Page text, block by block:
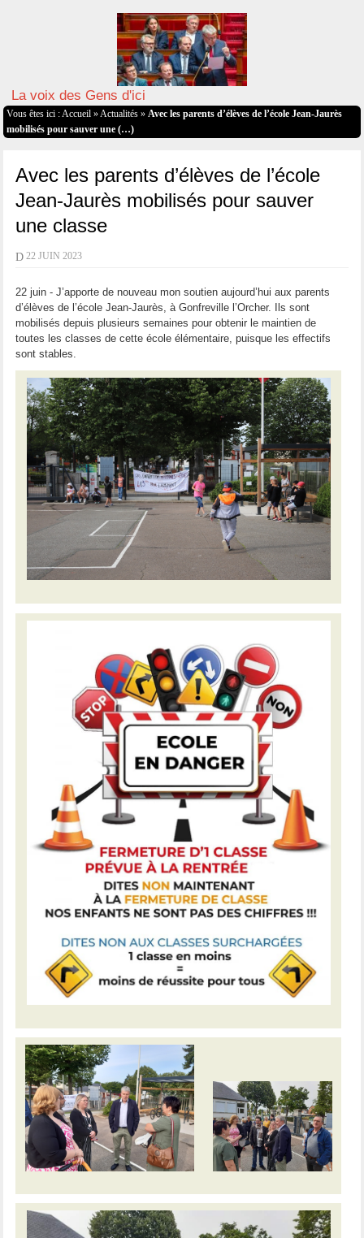
La voix des Gens d'ici
Vous êtes ici : Accueil » Actualités» Avec les parents d’élèves de l’école Jean-Jaurès
mobilisés pour sauver une (…)
Avec les parents d’élèves de l’école
Jean-Jaurès mobilisés pour sauver
une classe
D 22 JUIN 2023
22 juin - J’apporte de nouveau mon soutien aujourd’hui aux parents
d’élèves de l’école Jean-Jaurès, à Gonfreville l’Orcher. Ils sont
mobilisés depuis plusieurs semaines pour obtenir le maintien de
toutes les classes de cette école élémentaire, puisque les effectifs
sont stables.